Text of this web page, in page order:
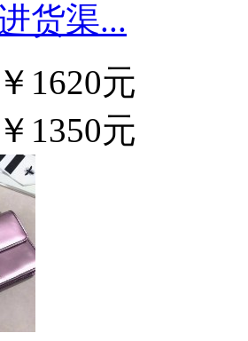
货渠...
￥1620元
￥1350元